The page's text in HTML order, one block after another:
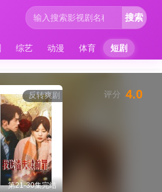
综艺 动漫 体育 短剧
搜索
反转爽剧
第21-30集完结
评分 4.0